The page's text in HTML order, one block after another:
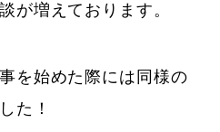
が増えております。
を始めた際には同様の
た！